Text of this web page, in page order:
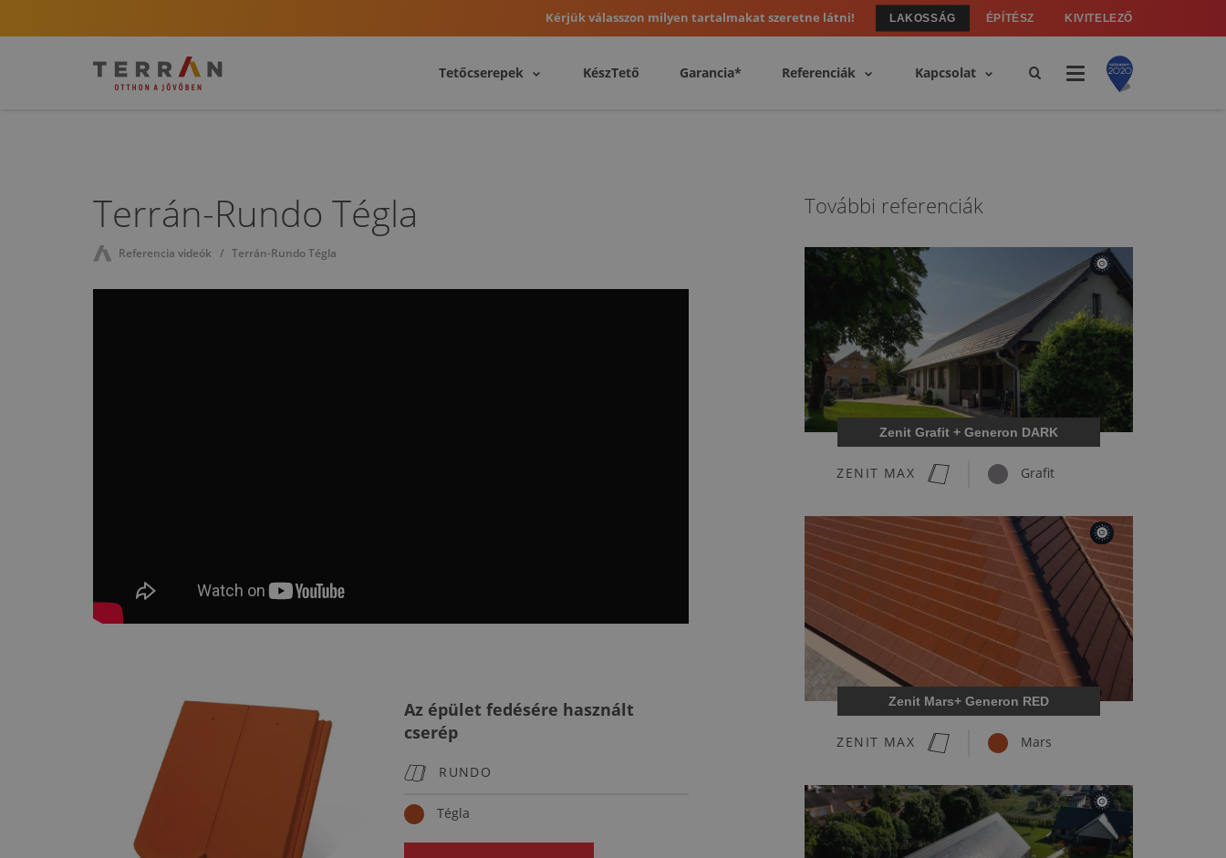
Kérjük válasszon milyen tartalmakat szeretne látni! LAKOSSÁG ÉPÍTÉSZ KIVITELEZŐ
Tetőcserepek KészTető Garancia* Referenciák Kapcsolat
Terrán-Rundo Tégla
Referencia videók Terrán-Rundo Tégla
Az épület fedésére használt
cserép
RUNDO
Tégla
További referenciák
Zenit Grafit + Generon DARK
ZENIT MAX Grafit
Zenit Mars+ Generon RED
ZENIT MAX Mars